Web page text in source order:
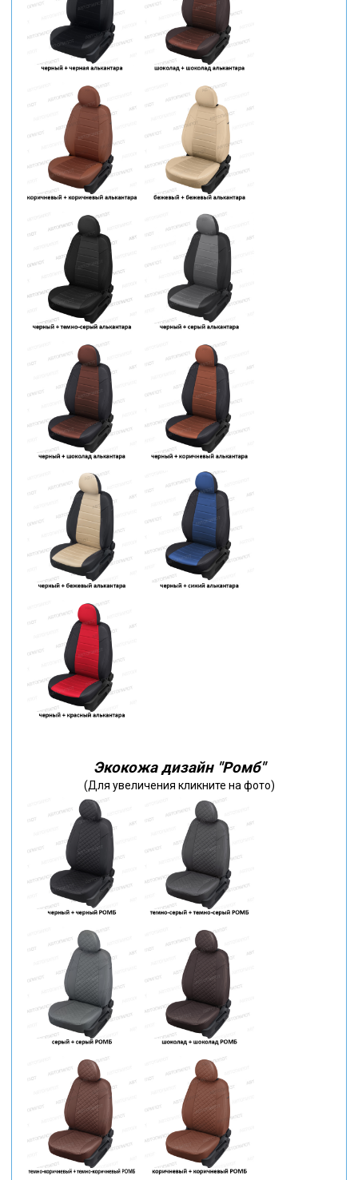
Экокожа дизайн "Ромб"
(Для увеличения кликните на фото)